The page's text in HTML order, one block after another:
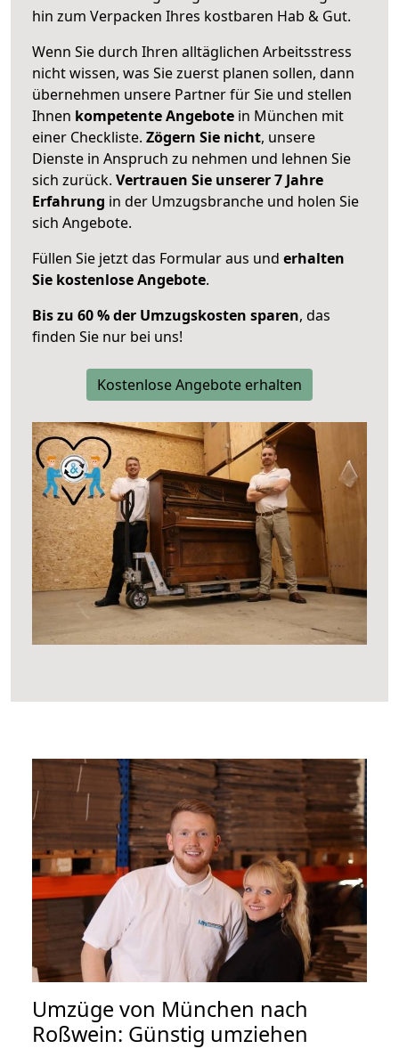
hin zum Verpacken Ihres kostbaren Hab & Gut.
Wenn Sie durch Ihren alltäglichen Arbeitsstress
nicht wissen, was Sie zuerst planen sollen, dann
übernehmen unsere Partner für Sie und stellen
Ihnen kompetente Angebote in München mit
einer Checkliste. Zögern Sie nicht, unsere
Dienste in Anspruch zu nehmen und lehnen Sie
sich zurück. Vertrauen Sie unserer 7 Jahre
Erfahrung in der Umzugsbranche und holen Sie
sich Angebote.
Füllen Sie jetzt das Formular aus und erhalten
Sie kostenlose Angebote.
Bis zu 60 % der Umzugskosten sparen, das
finden Sie nur bei uns!
Kostenlose Angebote erhalten
Umzüge von München nach
Roßwein: Günstig umziehen